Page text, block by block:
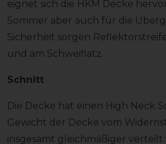
eignet sich die HKM Decke
Sommer aber auch für die
Sicherheit sorgen
und am Schweiflatz.
Schnitt
Die Decke hat einen High Neck
Gewicht der Decke vom
insgesamt gleichmäßiger verteilt